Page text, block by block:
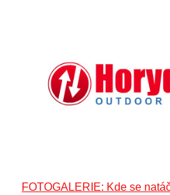
FOTOGALERIE: Kde se